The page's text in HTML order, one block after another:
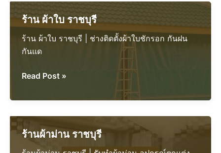
ร้าน ผ้าใบ ราชบุรี
ร้าน ผ้าใบ ราชบุรี | ช่างติดตั้งผ้าใบชักรอก กันฝน
กันแด
ร้าน
ราชบุรี
Read Post »
ร้านผ้าม่าน ราชบุรี